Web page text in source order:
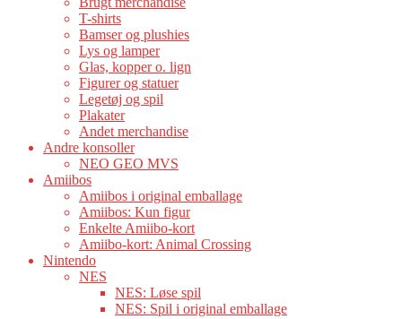
T-shirts
Bamser og plushies
Lys og lamper
Glas, kopper o. lign
Figurer og statuer
Legetøj og spil
Plakater
Andet merchandise
Andre konsoller
NEO GEO MVS
Amiibos
Amiibos i original emballage
Amiibos: Kun figur
Enkelte Amiibo-kort
Amiibo-kort: Animal Crossing
Nintendo
NES
NES: Løse spil
NES: Spil i original emballage